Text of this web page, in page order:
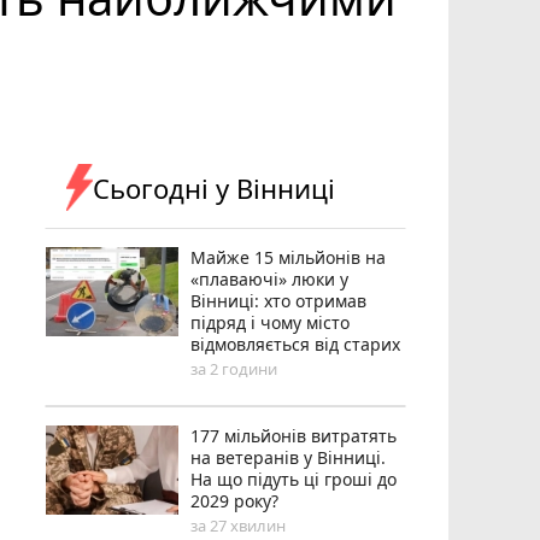
Сьогодні у Вінниці
Майже 15 мільйонів на
«плаваючі» люки у
Вінниці: хто отримав
підряд і чому місто
відмовляється від старих
за 2 години
177 мільйонів витратять
на ветеранів у Вінниці.
На що підуть ці гроші до
2029 року?
за 27 хвилин